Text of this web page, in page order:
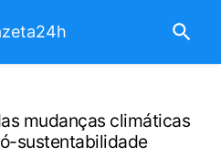
mudanças climáticas
sustentabilidade